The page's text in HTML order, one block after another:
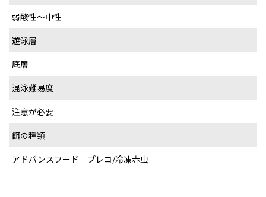
弱酸性～中性
遊泳層
底層
混泳難易度
注意が必要
餌の種類
アドバンスフード プレコ/冷凍赤虫